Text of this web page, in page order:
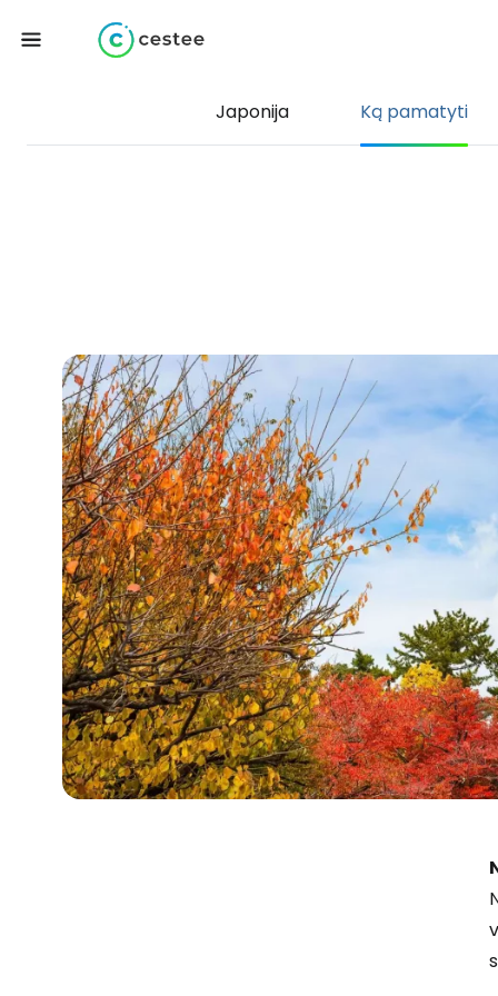
Japonija Ką pamatyti